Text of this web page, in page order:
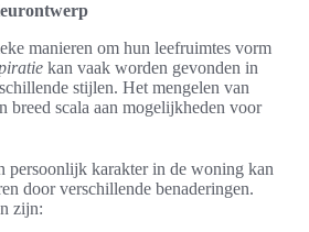
manieren om hun leefruimtes vorm
kan vaak worden gevonden in
stijlen. Het mengelen van
breed scala aan mogelijkheden voor
persoonlijk karakter in de woning kan
door verschillende benaderingen.
zijn: